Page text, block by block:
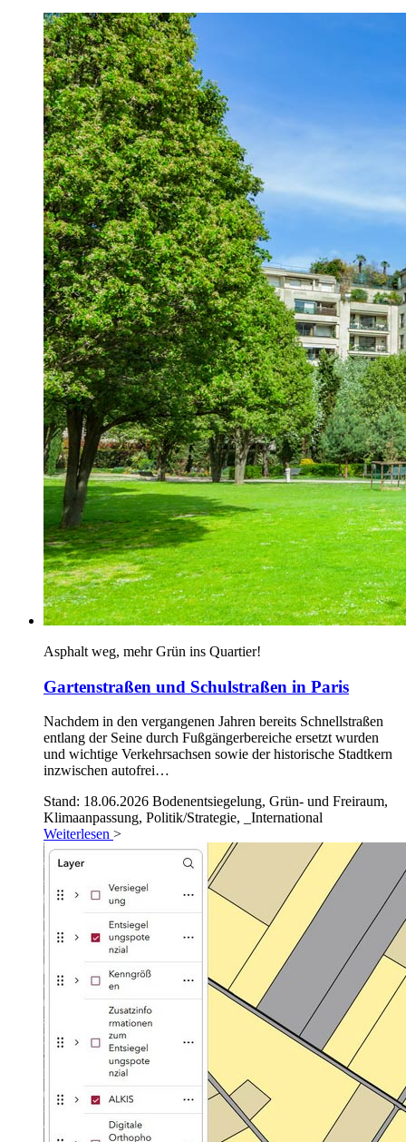
Asphalt weg, mehr Grün ins Quartier!
Gartenstraßen und Schulstraßen in Paris
Nachdem in den vergangenen Jahren bereits Schnellstraßen
entlang der Seine durch Fußgängerbereiche ersetzt wurden
und wichtige Verkehrsachsen sowie der historische Stadtkern
inzwischen autofrei…
Stand: 18.06.2026 Bodenentsiegelung, Grün- und Freiraum,
Klimaanpassung, Politik/Strategie, _International
Weiterlesen >